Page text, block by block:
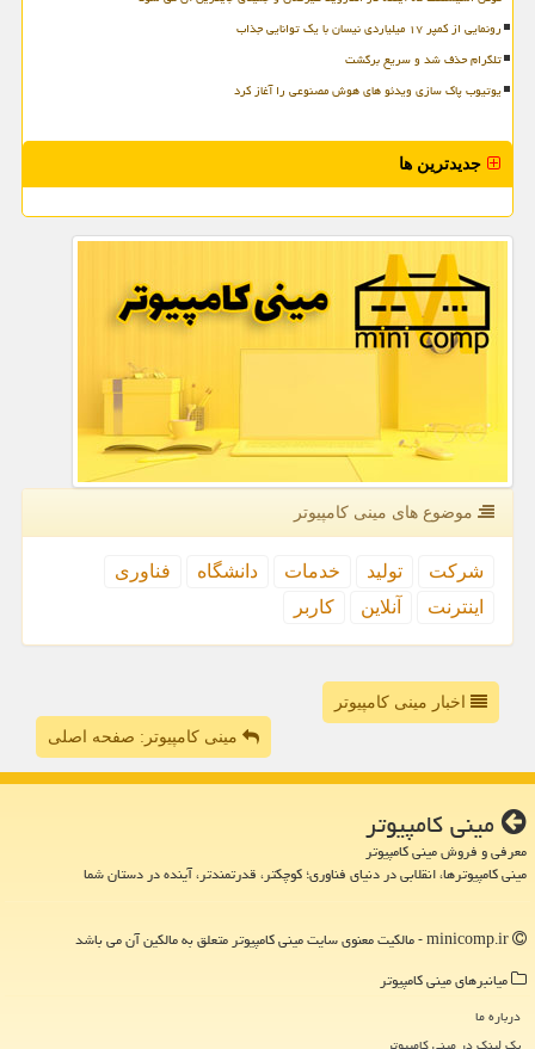
رونمایی از کمپر ۱۷ میلیاردی نیسان با یک توانایی جذاب
تلگرام حذف شد و سریع برگشت
یوتیوب پاک سازی ویدئو های هوش مصنوعی را آغاز کرد
جدیدترین ها
موضوع های مینی كامپیوتر
شركت تولید خدمات دانشگاه
فناوری
اینترنت
آنلاین كاربر
اخبار مینی کامپیوتر
مینی کامپیوتر: صفحه اصلی
مینی كامپیوتر
معرفی و فروش مینی کامپیوتر
مینی کامپیوترها، انقلابی در دنیای فناوری؛ کوچکتر، قدرتمندتر، آینده در دستان شما
میانبرهای مینی كامپیوتر
درباره ما